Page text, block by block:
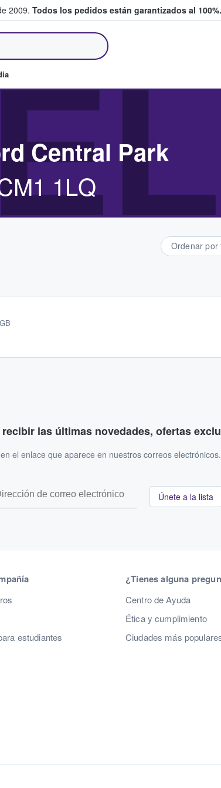
2009. Todos los pedidos están garantizados al 100%.
entre fans
Central Park
1LQ
Ordenar por
recibir las últimas novedades, ofertas
el enlace que aparece en nuestros correos
Únete a la lista
estudiantes
¿Tienes alguna
Centro de Ayuda
Ética y cumplimiento
Ciudades más